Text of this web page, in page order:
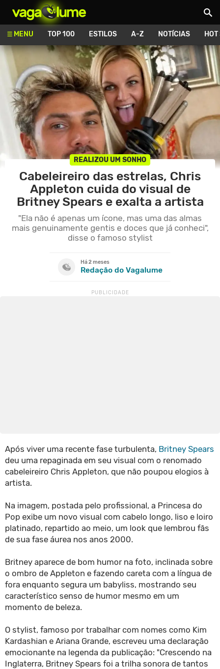
MENU TOP 100 ESTILOS A-Z NOTÍCIAS
REALIZOU UM SONHO
Cabeleireiro das estrelas, Chris
Appleton cuida do visual de
Britney Spears e exalta a artista
"Ela não é apenas um ícone, mas uma das almas
mais genuinamente gentis e doces que já conheci",
disse o famoso stylist
Há 2 meses
Redação do Vagalume
Após viver uma recente fase turbulenta, Britney Spears
deu uma repaginada em seu visual com o renomado
cabeleireiro Chris Appleton, que não poupou elogios à
artista.
Na imagem, postada pelo profissional, a Princesa do
Pop exibe um novo visual com cabelo longo, liso e loiro
platinado, repartido ao meio, um look que lembrou fãs
de sua fase áurea nos anos 2000.
Britney aparece de bom humor na foto, inclinada sobre
o ombro de Appleton e fazendo careta com a língua de
fora enquanto segura um babyliss, mostrando seu
característico senso de humor mesmo em um
momento de beleza.
O stylist, famoso por trabalhar com nomes como Kim
Kardashian e Ariana Grande, escreveu uma declaração
emocionante na legenda da publicação: "Crescendo na
Inglaterra, Britney Spears foi a trilha sonora de tantos